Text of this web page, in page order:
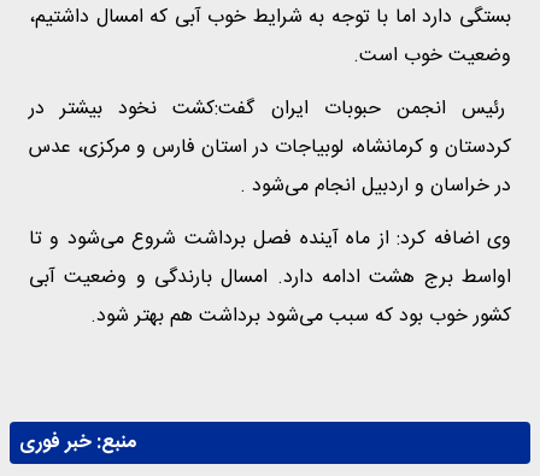
بستگی دارد اما با توجه به شرایط خوب آبی که امسال داشتیم،
وضعیت خوب است.
رئیس انجمن حبوبات ایران گفت:کشت نخود بیشتر در
کردستان و کرمانشاه، لوبیاجات در استان فارس و مرکزی، عدس
در خراسان و اردبیل انجام می‌شود .
وی اضافه کرد: از ماه آینده فصل برداشت شروع می‌شود و تا
اواسط برج هشت ادامه دارد. امسال بارندگی و وضعیت آبی
کشور خوب بود که سبب می‌شود برداشت هم بهتر شود.
منبع:خبر فوری